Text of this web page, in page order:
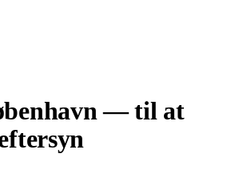
— til at